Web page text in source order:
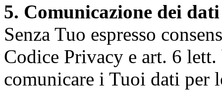
5. Comunicazione dei dati
Senza Tuo espresso
Codice Privacy e art. 6
comunicare i Tuoi dati per